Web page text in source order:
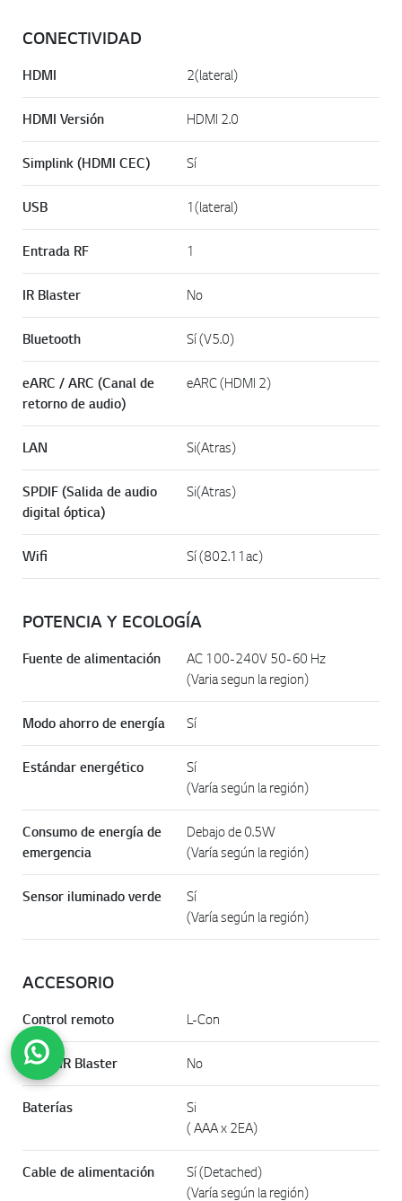
CONECTIVIDAD
HDMI 2(lateral)
HDMI Versión HDMI 2.0
Simplink (HDMI CEC) Sí
USB 1(lateral)
Entrada RF 1
IR Blaster No
Bluetooth Sí (V5.0)
eARC / ARC (Canal de
retorno de audio)
eARC (HDMI 2)
LAN Si(Atras)
SPDIF (Salida de audio
digital óptica)
Si(Atras)
Wifi Sí (802.11ac)
POTENCIA Y ECOLOGÍA
Fuente de alimentación
AC 100-240V 50-60 Hz
(Varia segun la region)
Modo ahorro de energía Sí
Estándar energético
Sí
(Varía según la región)
Consumo de energía de
emergencia
Debajo de 0.5W
(Varía según la región)
Sensor iluminado verde
Sí
(Varía según la región)
ACCESORIO
Control remoto L-Con
Cable IR Blaster No
Baterías
Si
( AAA x 2EA)
Cable de alimentación
Sí (Detached)
(Varía según la región)